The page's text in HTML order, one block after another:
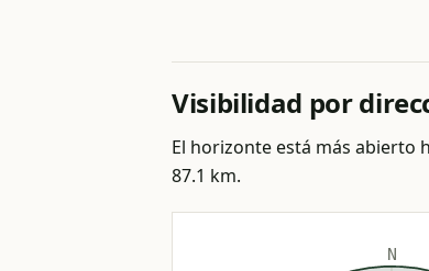
Visibilidad por
El horizonte está más abierto
87.1 km.